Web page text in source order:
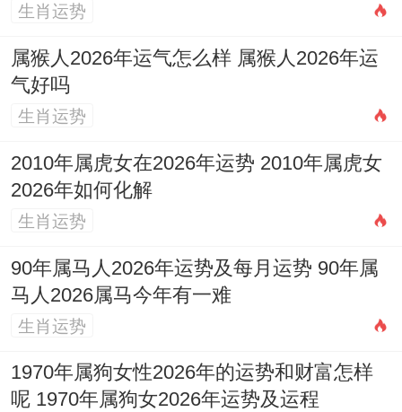
生肖运势
属猴人2026年运气怎么样 属猴人2026年运
气好吗
生肖运势
2010年属虎女在2026年运势 2010年属虎女
2026年如何化解
生肖运势
90年属马人2026年运势及每月运势 90年属
马人2026属马今年有一难
生肖运势
1970年属狗女性2026年的运势和财富怎样
呢 1970年属狗女2026年运势及运程